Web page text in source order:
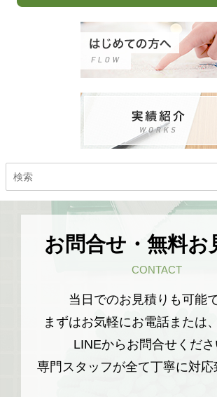
お問合せ・無料お
CONTACT
当日でのお見積りも可能で
まずはお気軽にお電話または
LINEからお問合せくださ
専門スタッフが全て丁寧に対応